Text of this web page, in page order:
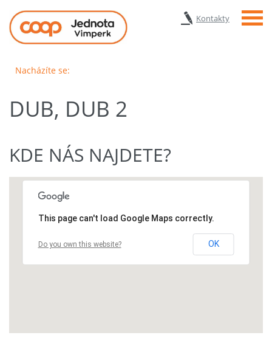
Kontakty Menu
Nacházíte se:
DUB, DUB 2
KDE NÁS NAJDETE?
This page can't load Google Maps correctly.
Do you own this website? OK